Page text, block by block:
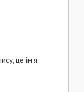
це ім'я